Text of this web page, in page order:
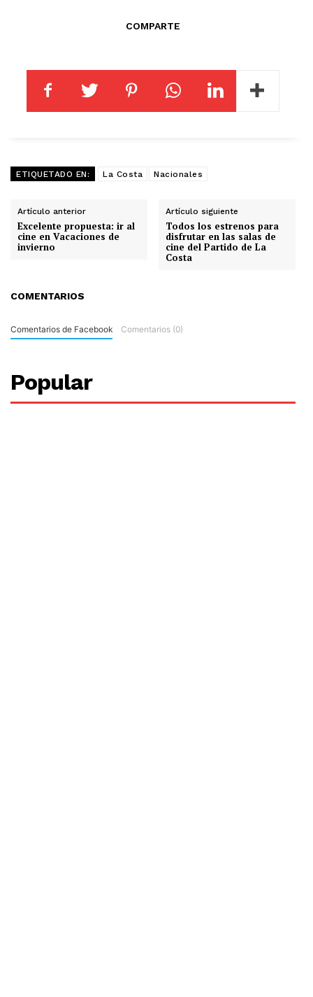
COMPARTE
ETIQUETADO EN: La Costa Nacionales
Artículo anterior
Excelente propuesta: ir al
cine en Vacaciones de
invierno
Artículo siguiente
Todos los estrenos para
disfrutar en las salas de
cine del Partido de La
Costa
COMENTARIOS
Comentarios de Facebook Comentarios (0)
Popular